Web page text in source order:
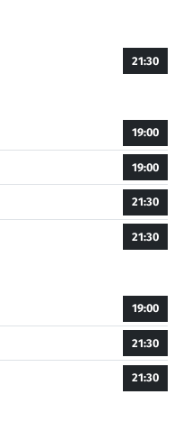
21:30
19:00
19:00
21:30
21:30
19:00
21:30
21:30